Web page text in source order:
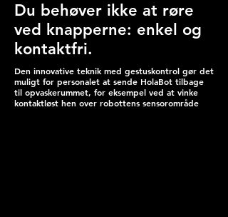
Du behøver ikke at røre
ved knapperne: enkel og
kontaktfri.
Den innovative teknik med gestuskontrol gør det
muligt for personalet at sende HolaBot tilbage
til opvaskerummet, for eksempel ved at vinke
kontaktløst hen over robottens sensorområde